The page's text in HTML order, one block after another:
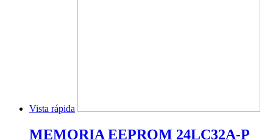
Vista rápida
MEMORIA EEPROM 24LC32A-P